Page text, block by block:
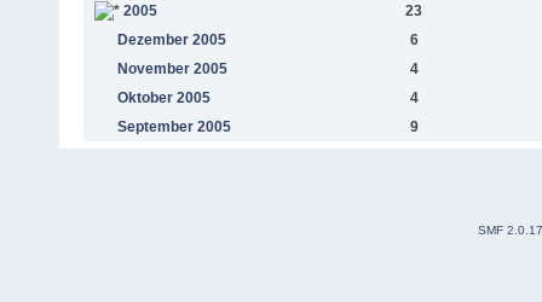
2005
23
Dezember 2005
6
November 2005
4
Oktober 2005
4
September 2005
9
SMF 2.0.17